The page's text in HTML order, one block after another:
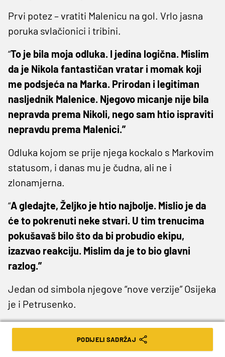
Prvi potez – vratiti Malenicu na gol. Vrlo jasna
poruka svlačionici i tribini.
“To je bila moja odluka. I jedina logična. Mislim
da je Nikola fantastičan vratar i momak koji
me podsjeća na Marka. Prirodan i legitiman
nasljednik Malenice. Njegovo micanje nije bila
nepravda prema Nikoli, nego sam htio ispraviti
nepravdu prema Malenici.”
Odluka kojom se prije njega kockalo s Markovim
statusom, i danas mu je čudna, ali ne i
zlonamjerna.
“A gledajte, Željko je htio najbolje. Mislio je da
će to pokrenuti neke stvari. U tim trenucima
pokušavaš bilo što da bi probudio ekipu,
izazvao reakciju. Mislim da je to bio glavni
razlog.”
Jedan od simbola njegove “nove verzije” Osijeka
je i Petrusenko.
Puno pričam s igračima, pa i s njim. Sopićeva
odluka da ga ne koristi bila je legitimna, jer je
PODIJELI SADRŽAJ